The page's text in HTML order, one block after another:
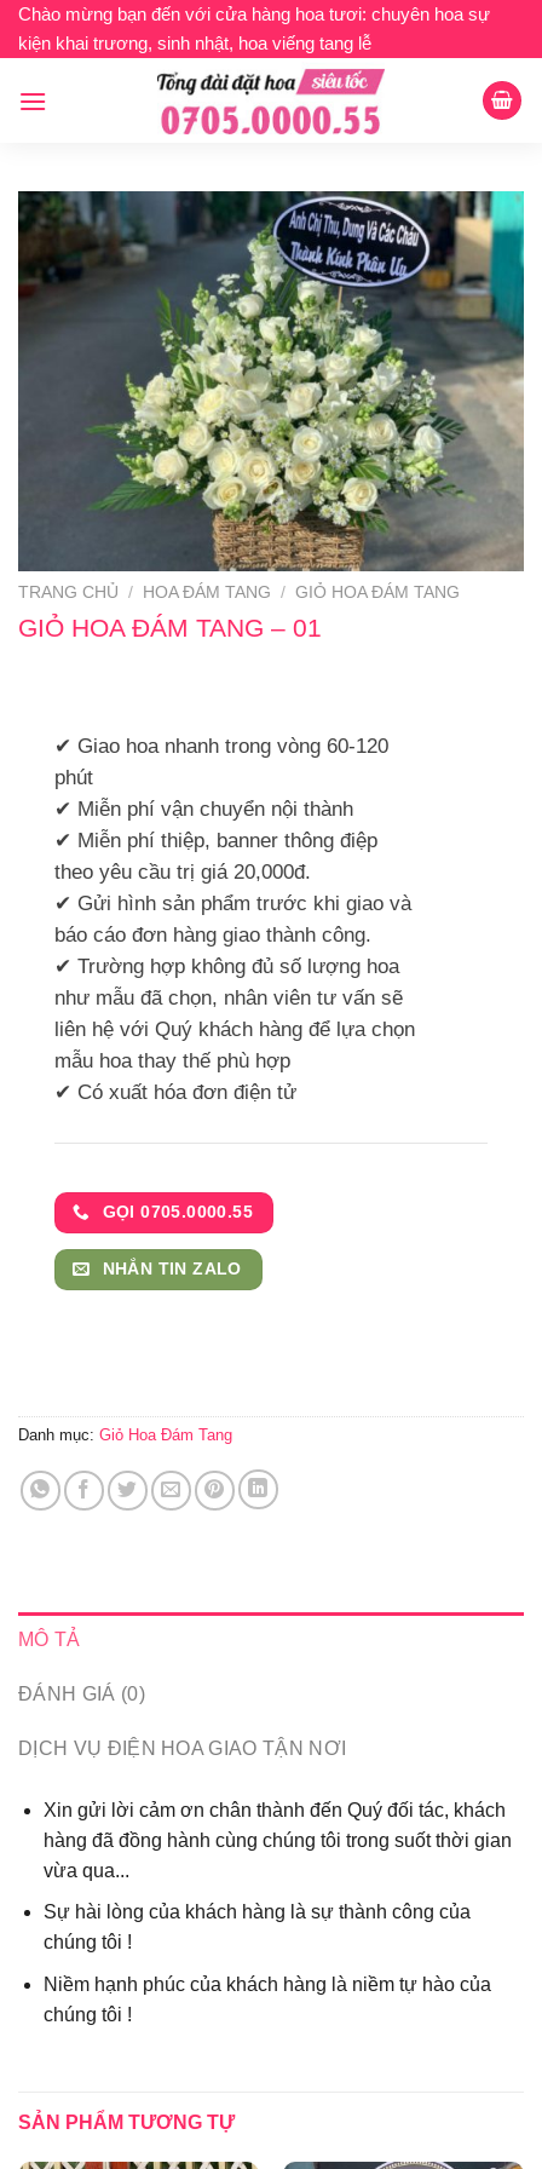
Bỏ
qua
dung
Chào mừng bạn đến với cửa hàng hoa tươi: chuyên hoa sự
kiện khai trương, sinh nhật, hoa viếng tang lễ
TRANG CHỦ / HOA ĐÁM TANG / GIỎ HOA ĐÁM TANG
GIỎ HOA ĐÁM TANG – 01
✔ Giao hoa nhanh trong vòng 60-120
phút
✔ Miễn phí vận chuyển nội thành
✔ Miễn phí thiệp, banner thông điệp
theo yêu cầu trị giá 20,000đ.
✔ Gửi hình sản phẩm trước khi giao và
báo cáo đơn hàng giao thành công.
✔ Trường hợp không đủ số lượng hoa
như mẫu đã chọn, nhân viên tư vấn sẽ
liên hệ với Quý khách hàng để lựa chọn
mẫu hoa thay thế phù hợp
✔ Có xuất hóa đơn điện tử
GỌI 0705.0000.55
NHẮN TIN ZALO
Danh mục: Giỏ Hoa Đám Tang
MÔ TẢ
ĐÁNH GIÁ (0)
DỊCH VỤ ĐIỆN HOA GIAO TẬN NƠI
Xin gửi lời cảm ơn chân thành đến Quý đối tác, khách
hàng đã đồng hành cùng chúng tôi trong suốt thời gian
vừa qua...
Sự hài lòng của khách hàng là sự thành công của
chúng tôi !
Niềm hạnh phúc của khách hàng là niềm tự hào của
chúng tôi !
SẢN PHẨM TƯƠNG TỰ